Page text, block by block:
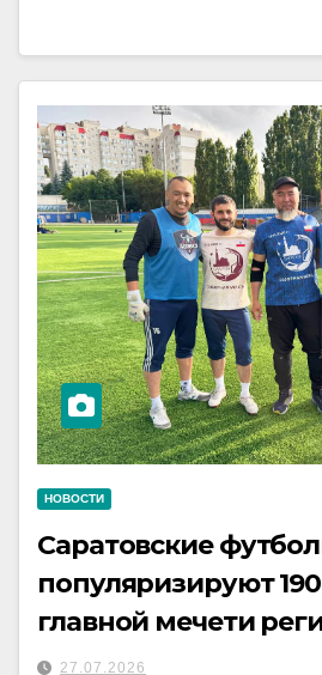
НОВОСТИ
Саратовские
популяризируют
главной мечети
27.07.2026